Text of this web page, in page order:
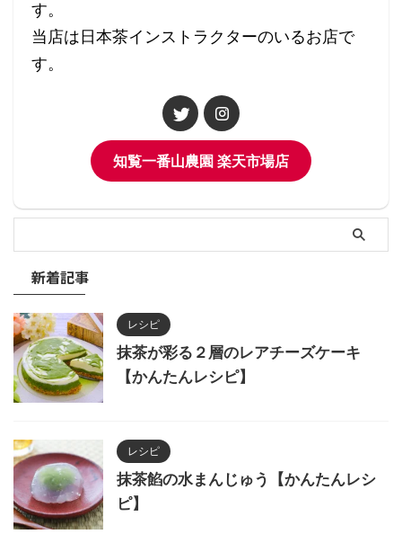
す。
当店は日本茶インストラクターのいるお店で
す。
知覧一番山農園 楽天市場店
新着記事
レシピ
抹茶が彩る２層のレアチーズケーキ
【かんたんレシピ】
レシピ
抹茶餡の水まんじゅう【かんたんレシ
ピ】